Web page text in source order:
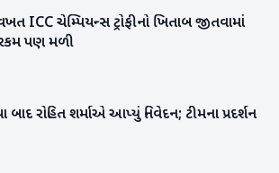
ICC ચેમ્પિયન્સ ટ્રોફીનો ખિતાબ જીતવામાં
પણ મળી
બાદ રોહિત શર્માએ આપ્યું નિવેદન; ટીમના પ્રદર્શન